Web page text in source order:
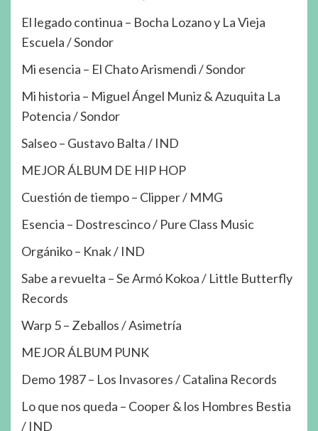
El legado continua – Bocha Lozano y La Vieja
Escuela / Sondor
Mi esencia – El Chato Arismendi / Sondor
Mi historia – Miguel Ángel Muniz & Azuquita La
Potencia / Sondor
Salseo – Gustavo Balta / IND
MEJOR ÁLBUM DE HIP HOP
Cuestión de tiempo – Clipper / MMG
Esencia – Dostrescinco / Pure Class Music
Orgániko – Knak / IND
Sabe a revuelta – Se Armó Kokoa / Little Butterfly
Records
Warp 5 – Zeballos / Asimetría
MEJOR ÁLBUM PUNK
Demo 1987 – Los Invasores / Catalina Records
Lo que nos queda – Cooper & los Hombres Bestia
/ IND